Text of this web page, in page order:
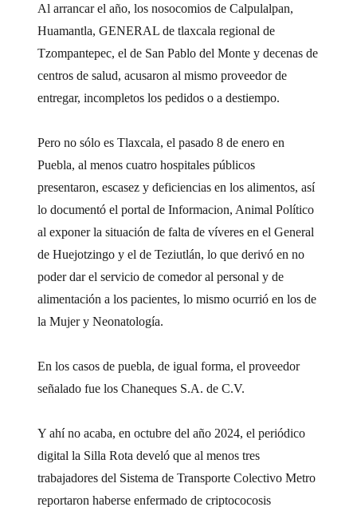
Al arrancar el año, los nosocomios de Calpulalpan,
Huamantla, GENERAL de tlaxcala regional de
Tzompantepec, el de San Pablo del Monte y decenas de
centros de salud, acusaron al mismo proveedor de
entregar, incompletos los pedidos o a destiempo.
Pero no sólo es Tlaxcala, el pasado 8 de enero en
Puebla, al menos cuatro hospitales públicos
presentaron, escasez y deficiencias en los alimentos, así
lo documentó el portal de Informacion, Animal Político
al exponer la situación de falta de víveres en el General
de Huejotzingo y el de Teziutlán, lo que derivó en no
poder dar el servicio de comedor al personal y de
alimentación a los pacientes, lo mismo ocurrió en los de
la Mujer y Neonatología.
En los casos de puebla, de igual forma, el proveedor
señalado fue los Chaneques S.A. de C.V.
Y ahí no acaba, en octubre del año 2024, el periódico
digital la Silla Rota develó que al menos tres
trabajadores del Sistema de Transporte Colectivo Metro
reportaron haberse enfermado de criptococosis